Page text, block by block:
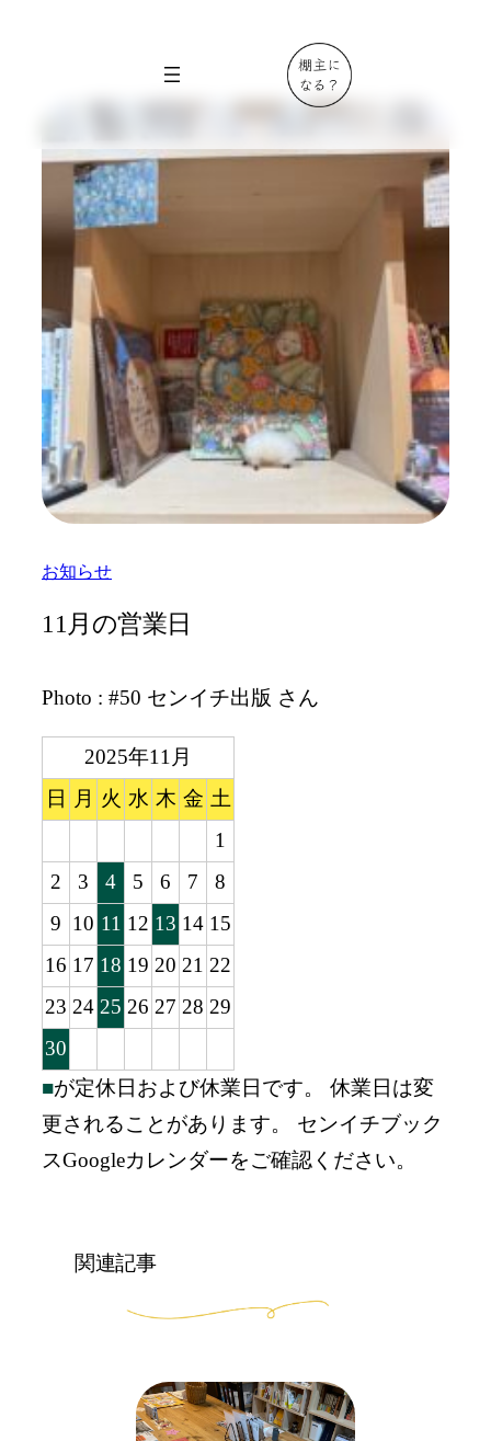
お知らせ
11月の営業日
Photo : #50 センイチ出版 さん
2025年11月
日
月 火 水 木 金 土
1
2
3 4 5 6 7
8
9 10 11 12 13 14 15
16 17 18 19 20 21 22
23 24 25 26 27 28 29
30
■が定休日および休業日です。 休業日は変
更されることがあります。 センイチブック
スGoogleカレンダーをご確認ください。
関連記事